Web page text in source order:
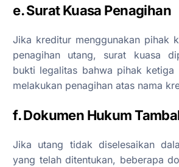
e. Surat Kuasa Penagihan
Jika kreditur menggunakan pihak
penagihan utang, surat kuasa
bukti legalitas bahwa pihak ketiga
melakukan penagihan atas nama
f. Dokumen Hukum
Jika utang tidak diselesaikan
yang telah ditentukan, beberapa